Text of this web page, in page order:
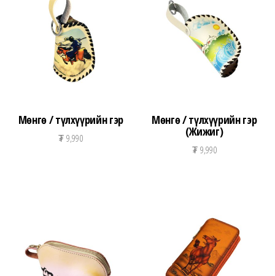
Мөнгө / түлхүүрийн гэр
₮9,990
Мөнгө / түлхүүрийн гэр
(Жижиг)
₮9,990